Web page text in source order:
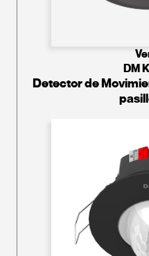
DM
Detector de